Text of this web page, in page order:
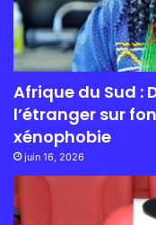
Afrique du Sud :
l’étranger sur
xénophobie
juin 16, 2026